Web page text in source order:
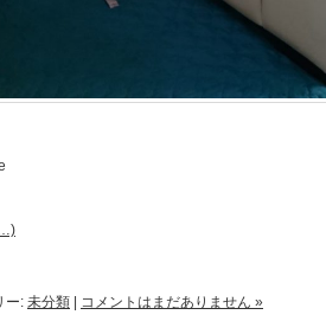
ー: 未分類 コメントはまだありません »